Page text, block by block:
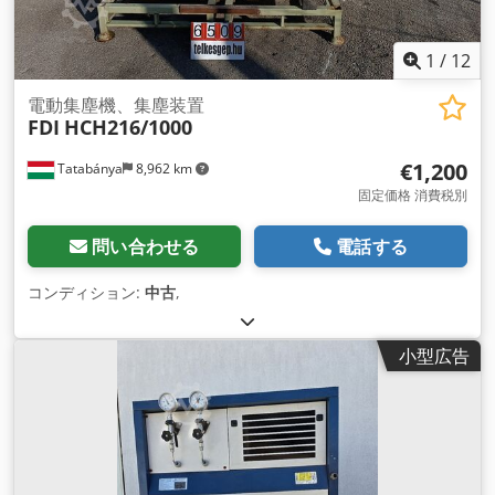
1 / 12
Tatabánya 8,962 km
電動集塵機、集塵装置
FDI HCH216/1000
€1,200
固定価格 消費税別
問い合わせる 電話する
コンディション: 中古,
小型広告